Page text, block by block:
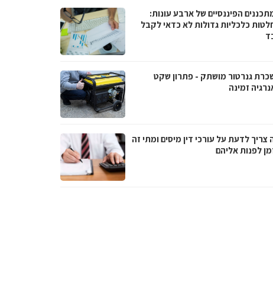
הפיננסיים של ארבע עונות:
כלכליות גדולות לא כדאי לקבל
גנרטור מושתק - פתרון שקט
זמינה
צריך לדעת על עורכי דין מיסים ומתי זה
לפנות אליהם